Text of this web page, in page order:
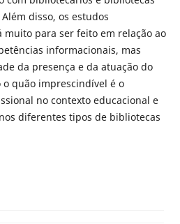
disso, os estudos
para ser feito em relação ao
informacionais, mas
da presença e da atuação do
quão imprescindível é o
no contexto educacional e
diferentes tipos de bibliotecas